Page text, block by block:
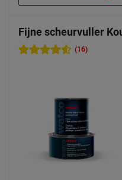
Fijne scheurvuller
(16)